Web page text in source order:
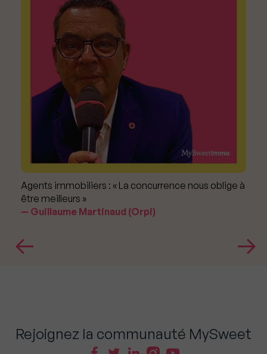
Agents immobiliers : « La concurrence nous oblige à
être meilleurs »
Guillaume Martinaud (Orpi)
Rejoignez la communauté MySweet